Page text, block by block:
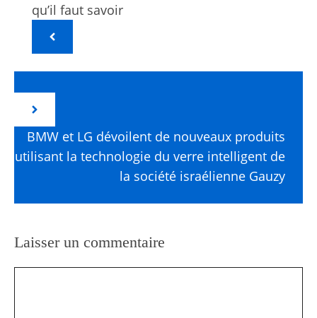
qu’il faut savoir
BMW et LG dévoilent de nouveaux produits
utilisant la technologie du verre intelligent de
la société israélienne Gauzy
Laisser un commentaire